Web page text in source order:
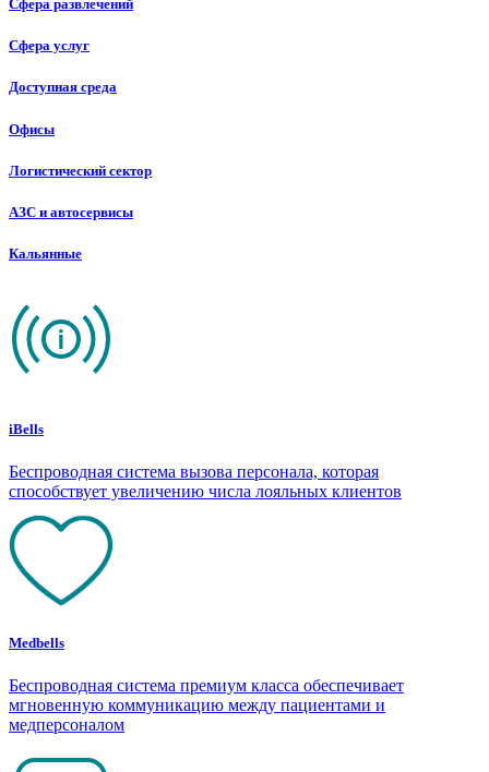
Сфера развлечений
Сфера услуг
Доступная среда
Офисы
Логистический сектор
АЗС и автосервисы
Кальянные
iBells
Беспроводная система вызова персонала, которая
способствует увеличению числа лояльных клиентов
Medbells
Беспроводная система премиум класса обеспечивает
мгновенную коммуникацию между пациентами и
медперсоналом